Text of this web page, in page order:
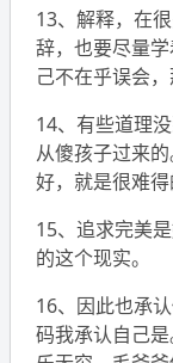
13、解释，在
辞，也要尽量
己不在乎误会
14、有些道理
从傻孩子过来
好，就是很难得
15、追求完美
的这个现实。
16、因此也承
码我承认自己